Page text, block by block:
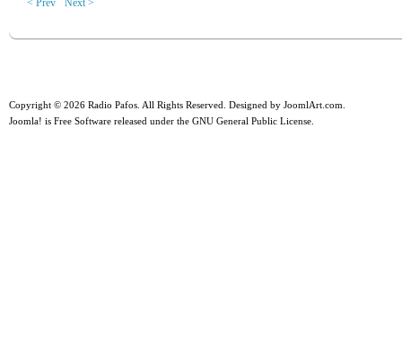
< Prev Next >
Copyright © 2026 Radio Pafos. All Rights Reserved. Designed by JoomlArt.com
Joomla! is Free Software released under the GNU General Public License.